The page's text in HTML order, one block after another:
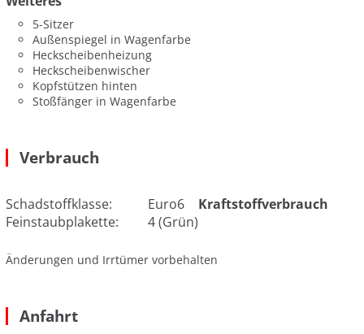
5-Sitzer
Außenspiegel in Wagenfarbe
Heckscheibenheizung
Heckscheibenwischer
Kopfstützen hinten
Stoßfänger in Wagenfarbe
Verbrauch
Schadstoffklasse:
Euro6
Feinstaubplakette:
4 (Grün)
Kraftstoffverbrauch
Änderungen und Irrtümer vorbehalten
Anfahrt